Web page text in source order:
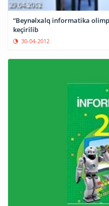
“Beynəlxalq informatika
keçirilib
30-04-2012